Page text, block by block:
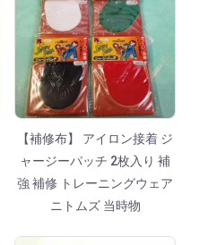
【補修布】 アイロン接着 ジ
ャージーパッチ 2枚入り 補
強 補修 トレーニングウェア
ニトムズ 当時物